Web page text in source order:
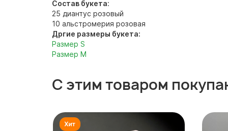
Состав букета:
25 диантус розовый
10 альстромерия розовая
Дргие размеры букета:
Размер S
Размер M
С этим товаром